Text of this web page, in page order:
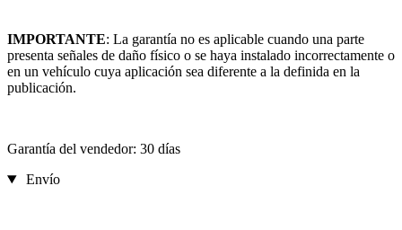
IMPORTANTE: La garantía no es aplicable cuando una parte
presenta señales de daño físico o se haya instalado incorrectamente o
en un vehículo cuya aplicación sea diferente a la definida en la
publicación.
Garantía del vendedor: 30 días
Envío